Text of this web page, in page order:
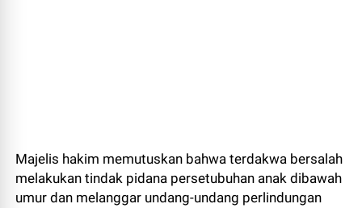
Majelis hakim memutuskan bahwa terdakwa bersalah
melakukan tindak pidana persetubuhan anak dibawah
umur dan melanggar undang-undang perlindungan